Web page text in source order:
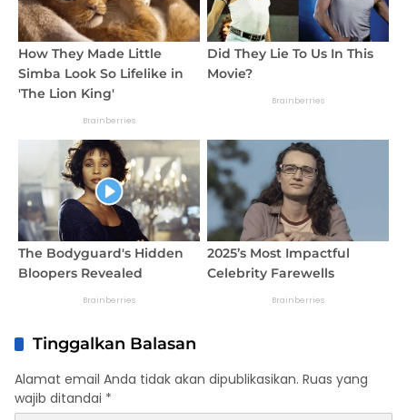
Tinggalkan Balasan
Alamat email Anda tidak akan dipublikasikan. Ruas yang
wajib ditandai *